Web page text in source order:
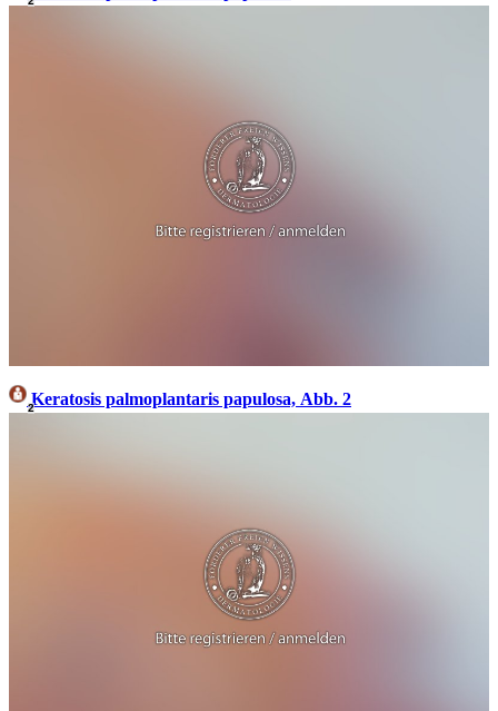
2Keratosis palmoplantaris papulosa, Abb. 2